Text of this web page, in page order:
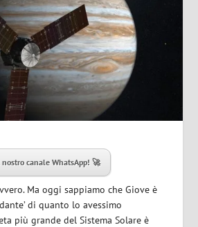
canale WhatsApp! 🚀
Ma oggi sappiamo che Giove è
di quanto lo avessimo
più grande del Sistema Solare è